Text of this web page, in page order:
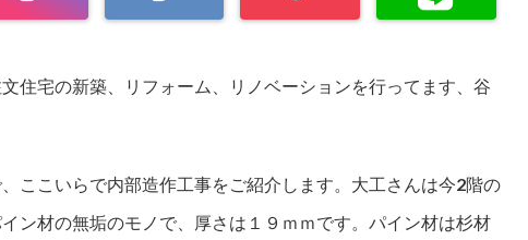
住宅の新築、リフォーム、リノベーションを行ってます、谷
ここいらで内部造作工事をご紹介します。 大工さんは今2階の
ン材の無垢のモノで、 厚さは１９ｍｍです。 パイン材は杉材